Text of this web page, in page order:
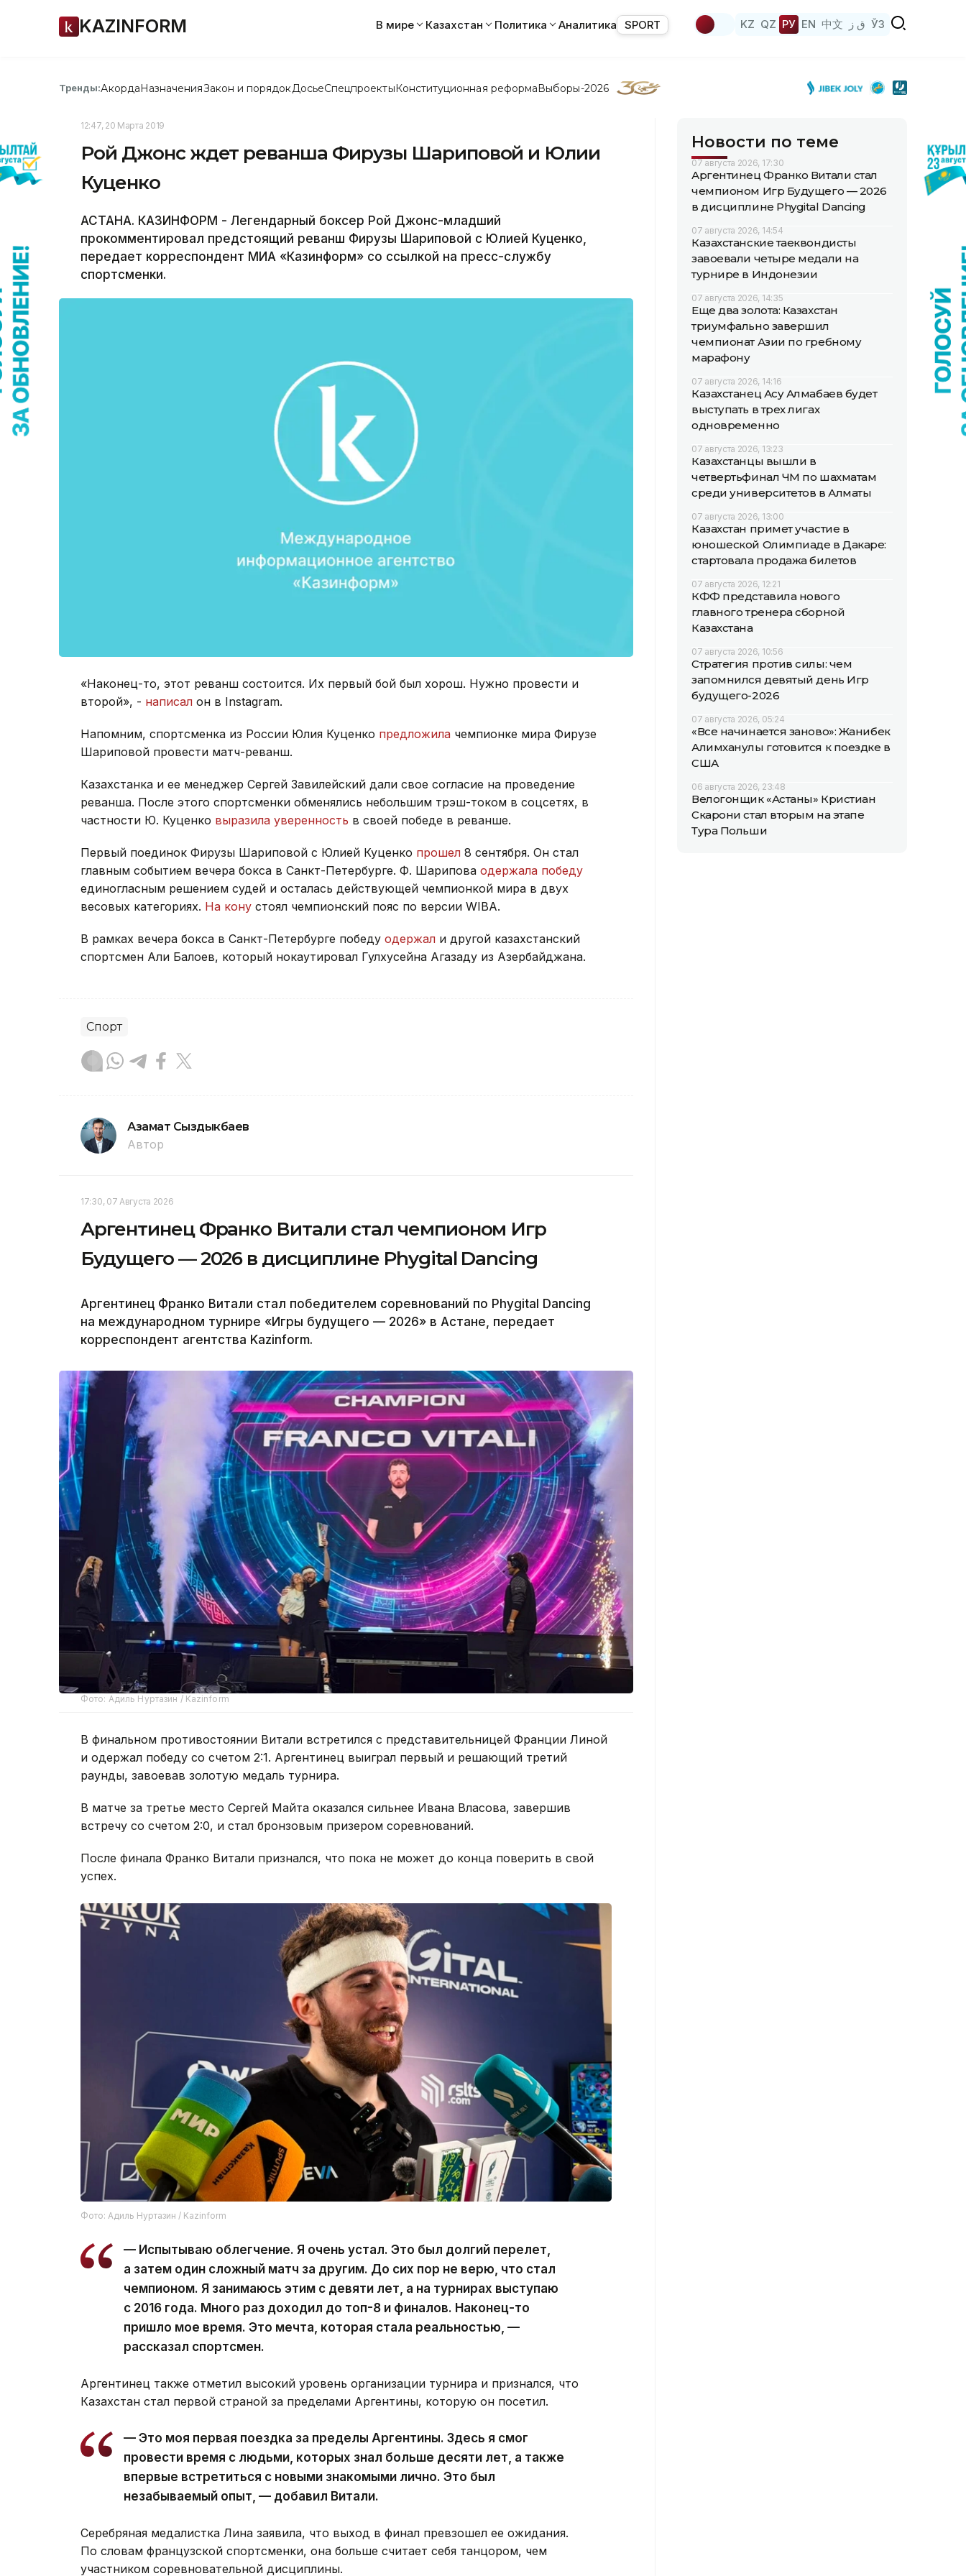
KAZINFORM В мире Казахстан Политика Аналитика SPORT KZ QZ РУ EN 中文 ق ز ЎЗ
Тренды:АкордаНазначенияЗакон и порядок ДосьеСпецпроектыКонституционная реформаВыборы-2026
12:47, 20 Марта 2019
Рой Джонс ждет реванша Фирузы Шариповой и Юлии
Куценко
АСТАНА. КАЗИНФОРМ - Легендарный боксер Рой Джонс-младший
прокомментировал предстоящий реванш Фирузы Шариповой с Юлией Куценко,
передает корреспондент МИА «Казинформ» со ссылкой на пресс-службу
спортсменки.
«Наконец-то, этот реванш состоится. Их первый бой был хорош. Нужно провести и
второй», - написал он в Instagram.
Напомним, спортсменка из России Юлия Куценко предложила чемпионке мира Фирузе
Шариповой провести матч-реванш.
Казахстанка и ее менеджер Сергей Завилейский дали свое согласие на проведение
реванша. После этого спортсменки обменялись небольшим трэш-током в соцсетях, в
частности Ю. Куценко выразила уверенность в своей победе в реванше.
Первый поединок Фирузы Шариповой с Юлией Куценко прошел 8 сентября. Он стал
главным событием вечера бокса в Санкт-Петербурге. Ф. Шарипова одержала победу
единогласным решением судей и осталась действующей чемпионкой мира в двух
весовых категориях. На кону стоял чемпионский пояс по версии WIBA.
В рамках вечера бокса в Санкт-Петербурге победу одержал и другой казахстанский
спортсмен Али Балоев, который нокаутировал Гулхусейна Агазаду из Азербайджана.
Спорт
Азамат Сыздыкбаев
Автор
17:30, 07 Августа 2026
Аргентинец Франко Витали стал чемпионом Игр
Будущего — 2026 в дисциплине Phygital Dancing
Аргентинец Франко Витали стал победителем соревнований по Phygital Dancing
на международном турнире «Игры будущего — 2026» в Астане, передает
корреспондент агентства Kazinform.
Фото: Адиль Нуртазин / Kazinform
В финальном противостоянии Витали встретился с представительницей Франции Линой
и одержал победу со счетом 2:1. Аргентинец выиграл первый и решающий третий
раунды, завоевав золотую медаль турнира.
В матче за третье место Сергей Майта оказался сильнее Ивана Власова, завершив
встречу со счетом 2:0, и стал бронзовым призером соревнований.
После финала Франко Витали признался, что пока не может до конца поверить в свой
успех.
Фото: Адиль Нуртазин / Kazinform
— Испытываю облегчение. Я очень устал. Это был долгий перелет,
а затем один сложный матч за другим. До сих пор не верю, что стал
чемпионом. Я занимаюсь этим с девяти лет, а на турнирах выступаю
с 2016 года. Много раз доходил до топ-8 и финалов. Наконец-то
пришло мое время. Это мечта, которая стала реальностью, —
рассказал спортсмен.
Аргентинец также отметил высокий уровень организации турнира и признался, что
Казахстан стал первой страной за пределами Аргентины, которую он посетил.
— Это моя первая поездка за пределы Аргентины. Здесь я смог
провести время с людьми, которых знал больше десяти лет, а также
впервые встретиться с новыми знакомыми лично. Это был
незабываемый опыт, — добавил Витали.
Серебряная медалистка Лина заявила, что выход в финал превзошел ее ожидания.
По словам французской спортсменки, она больше считает себя танцором, чем
участником соревновательной дисциплины.
Новости по теме
07 августа 2026, 17:30
Аргентинец Франко Витали стал
чемпионом Игр Будущего — 2026
в дисциплине Phygital Dancing
07 августа 2026, 14:54
Казахстанские таеквондисты
завоевали четыре медали на
турнире в Индонезии
07 августа 2026, 14:35
Еще два золота: Казахстан
триумфально завершил
чемпионат Азии по гребному
марафону
07 августа 2026, 14:16
Казахстанец Асу Алмабаев будет
выступать в трех лигах
одновременно
07 августа 2026, 13:23
Казахстанцы вышли в
четвертьфинал ЧМ по шахматам
среди университетов в Алматы
07 августа 2026, 13:00
Казахстан примет участие в
юношеской Олимпиаде в Дакаре:
стартовала продажа билетов
07 августа 2026, 12:21
КФФ представила нового
главного тренера сборной
Казахстана
07 августа 2026, 10:56
Стратегия против силы: чем
запомнился девятый день Игр
будущего-2026
07 августа 2026, 05:24
«Все начинается заново»: Жанибек
Алимханулы готовится к поездке в
США
06 августа 2026, 23:48
Велогонщик «Астаны» Кристиан
Скарони стал вторым на этапе
Тура Польши